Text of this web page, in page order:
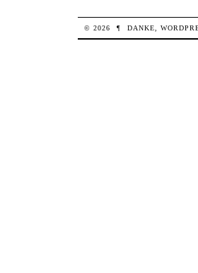
© 2026 ¶ DANKE,